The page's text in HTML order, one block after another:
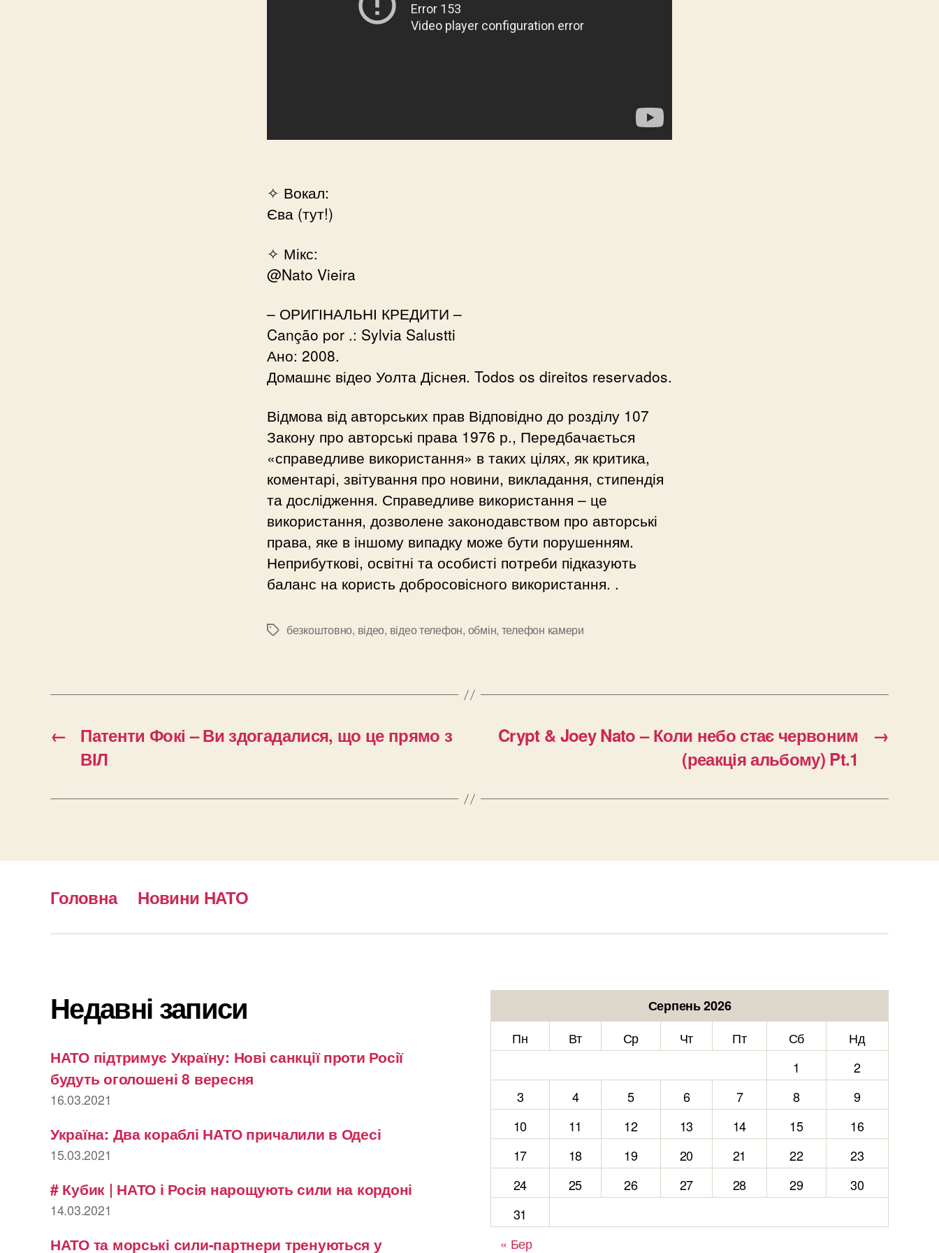
✧ Вокал:
Єва (тут!)
✧ Мікс:
@Nato Vieira
– ОРИГІНАЛЬНІ КРЕДИТИ –
Canção por .: Sylvia Salustti
Ано: 2008.
Домашнє відео Уолта Діснея. Todos os direitos reservados.
Відмова від авторських прав Відповідно до розділу 107
Закону про авторські права 1976 р., Передбачається
«справедливе використання» в таких цілях, як критика,
коментарі, звітування про новини, викладання, стипендія
та дослідження. Справедливе використання – це
використання, дозволене законодавством про авторські
права, яке в іншому випадку може бути порушенням.
Неприбуткові, освітні та особисті потреби підказують
баланс на користь добросовісного використання. .
Позначки
безкоштовно, відео, відео телефон, обмін, телефон камери
←
Патенти Фокі – Ви здогадалися, що це прямо з
ВІЛ
→
Crypt & Joey Nato – Коли небо стає червоним
(реакція альбому) Pt.1
Головна Новини НАТО
Недавні записи
НАТО підтримує Україну: Нові санкції проти Росії
будуть оголошені 8 вересня
16.03.2021
Україна: Два кораблі НАТО причалили в Одесі
15.03.2021
# Кубик | НАТО і Росія нарощують сили на кордоні
14.03.2021
НАТО та морські сили-партнери тренуються у
Серпень 2026
Пн
Вт Ср Чт Пт Сб
Нд
1
2
3
4 5 6 7 8
9
10
11 12 13 14 15
16
17
18 19 20 21 22
23
24
25 26 27 28 29
30
31
« Бер